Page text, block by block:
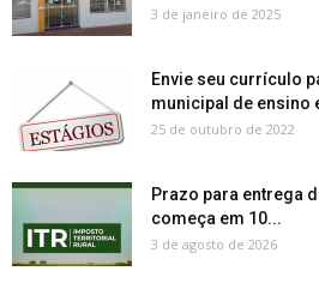
3 de janeiro de 2025
Envie seu currículo
municipal de ensino
25 de outubro de 2022
Prazo para entrega
começa em 10...
3 de agosto de 2026